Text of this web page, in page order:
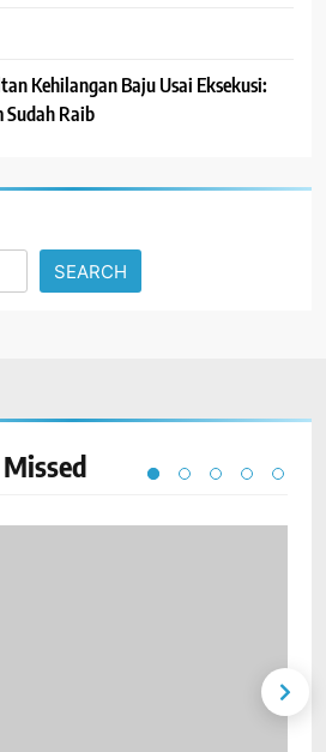
Kehilangan Baju Usai Eksekusi:
Sudah Raib
SEARCH
Missed